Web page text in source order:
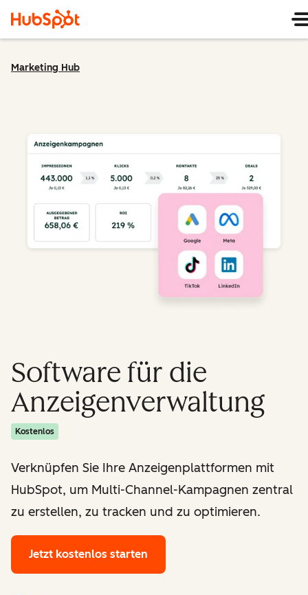
Marketing Hub
Software für die
Anzeigenverwaltung
Kostenlos
Verknüpfen Sie Ihre Anzeigenplattformen mit
HubSpot, um Multi-Channel-Kampagnen zentral
zu erstellen, zu tracken und zu optimieren.
Jetzt kostenlos starten